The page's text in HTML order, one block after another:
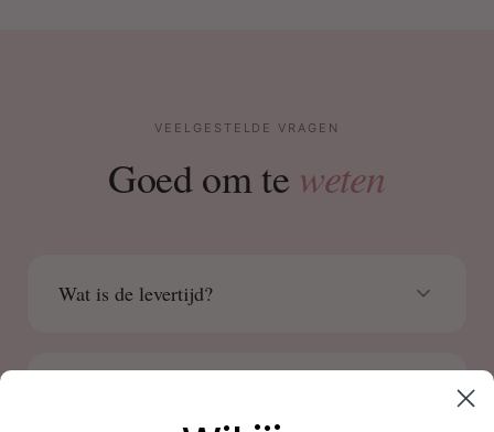
VEELGESTELDE VRAGEN
Goed om te weten
Wat is de levertijd?